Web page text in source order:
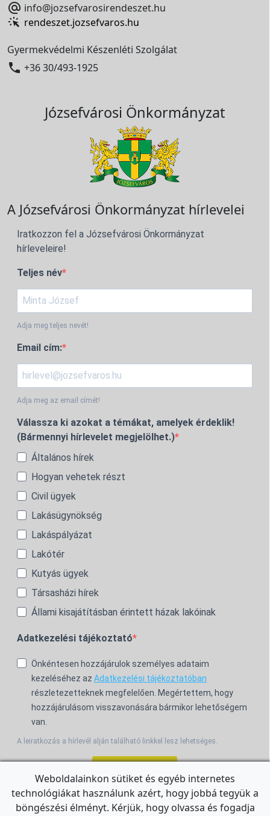
 info@jozsefvarosirendeszet.hu
rendeszet.jozsefvaros.hu
Gyermekvédelmi Készenléti Szolgálat
 +36 30/493-1925
Józsefvárosi Önkormányzat
A Józsefvárosi Önkormányzat hírlevelei
Iratkozzon fel a Józsefvárosi Önkormányzat
hírleveleire!
Teljes név
Adja meg teljes nevét!
Email cím:
Adja meg az email címét!
Válassza ki azokat a témákat, amelyek érdeklik!
(Bármennyi hírlevelet megjelölhet.)
Általános hírek
Hogyan vehetek részt
Civil ügyek
Lakásügynökség
Lakáspályázat
Lakótér
Kutyás ügyek
Társasházi hírek
Állami kisajátításban érintett házak lakóinak
Adatkezelési tájékoztató
Önkéntesen hozzájárulok személyes adataim
kezeléséhez az Adatkezelési tájékoztatóban
részletezetteknek megfelelően. Megértettem, hogy
hozzájárulásom visszavonására bármikor lehetőségem
van.
A leiratkozás a hírlevél alján található linkkel lesz lehetséges.
For the English Newsletter, clickHERE.
Weboldalainkon sütiket és egyéb internetes
technológiákat használunk azért, hogy jobbá tegyük a
böngészési élményt. Kérjük, hogy olvassa és fogadja